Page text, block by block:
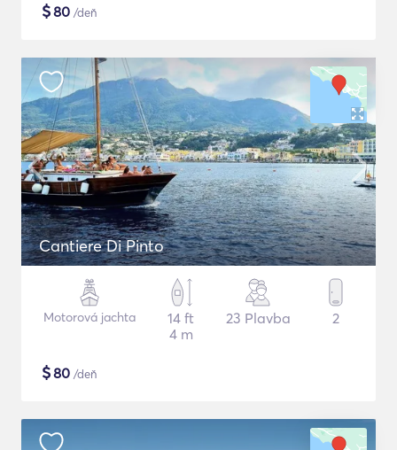
$80 /deň
Cantiere Di Pinto
Motorová jachta
14 ft
4 m
23 Plavba 2
$80 /deň